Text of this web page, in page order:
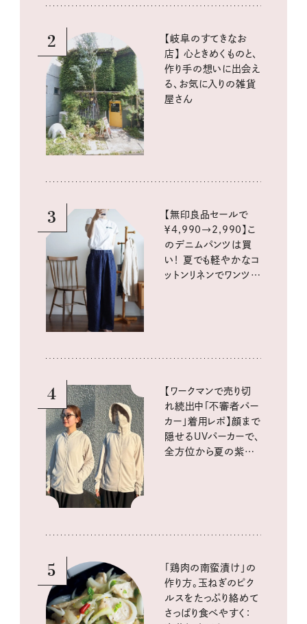
2
【岐阜のすてきなお
店】 心ときめくものと、
作り手の想いに出会え
る、お気に入りの雑貨
屋さん
3
【無印良品セールで
￥4,990→2,990】こ
のデニムパンツは買
い！ 夏でも軽やかなコ
ットンリネンでワンツー
4
【ワークマンで売り切
れ続出中「不審者パー
カー」着用レポ】顔まで
隠せるUVパーカーで、
全方位から夏の紫外
5
「鶏肉の南蛮漬け」の
作り方。玉ねぎのピク
ルスをたっぷり絡めて
さっぱり食べやすく：